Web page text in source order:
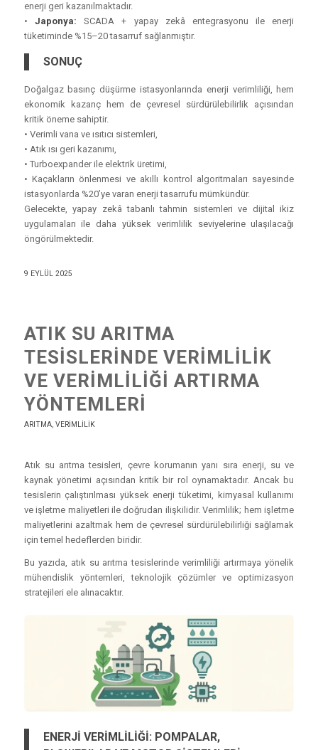
enerji geri kazanılmaktadır.
• Japonya: SCADA + yapay zekâ entegrasyonu ile enerji
tüketiminde %15–20 tasarruf sağlanmıştır.
SONUÇ
Doğalgaz basınç düşürme istasyonlarında enerji verimliliği, hem
ekonomik kazanç hem de çevresel sürdürülebilirlik açısından
kritik öneme sahiptir.
• Verimli vana ve ısıtıcı sistemleri,
• Atık ısı geri kazanımı,
• Turboexpander ile elektrik üretimi,
• Kaçakların önlenmesi ve akıllı kontrol algoritmaları sayesinde
istasyonlarda %20’ye varan enerji tasarrufu mümkündür.
Gelecekte, yapay zekâ tabanlı tahmin sistemleri ve dijital ikiz
uygulamaları ile daha yüksek verimlilik seviyelerine ulaşılacağı
öngörülmektedir.
9 EYLÜL 2025
ATIK SU ARITMA
TESISLERINDE VERIMLILIK
VE VERIMLILIĞI ARTIRMA
YÖNTEMLERI
ARITMA, VERIMLILIK
Atık su arıtma tesisleri, çevre korumanın yanı sıra enerji, su ve
kaynak yönetimi açısından kritik bir rol oynamaktadır. Ancak bu
tesislerin çalıştırılması yüksek enerji tüketimi, kimyasal kullanımı
ve işletme maliyetleri ile doğrudan ilişkilidir. Verimlilik; hem işletme
maliyetlerini azaltmak hem de çevresel sürdürülebilirliği sağlamak
için temel hedeflerden biridir.
Bu yazıda, atık su arıtma tesislerinde verimliliği artırmaya yönelik
mühendislik yöntemleri, teknolojik çözümler ve optimizasyon
stratejileri ele alınacaktır.
ENERJİ VERİMLİLİĞİ: POMPALAR,